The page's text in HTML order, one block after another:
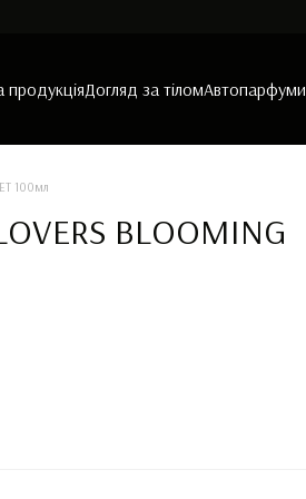
Догляд за тіломАвтопарфуми
100мл
BLOOMING